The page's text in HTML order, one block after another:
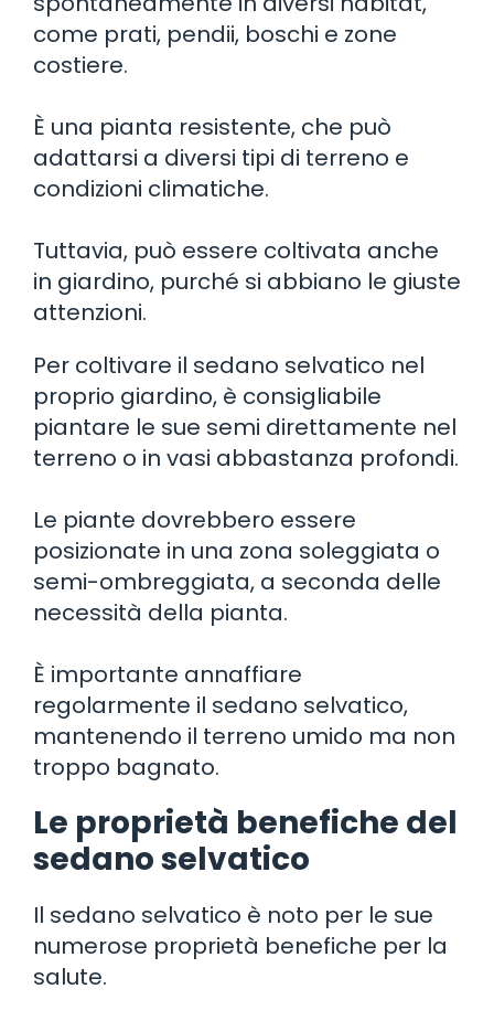
come prati, pendii, boschi e zone
costiere.
È una pianta resistente, che può
adattarsi a diversi tipi di terreno e
condizioni climatiche.
Tuttavia, può essere coltivata anche
in giardino, purché si abbiano le giuste
attenzioni.
Per coltivare il sedano selvatico nel
proprio giardino, è consigliabile
piantare le sue semi direttamente nel
terreno o in vasi abbastanza profondi.
Le piante dovrebbero essere
posizionate in una zona soleggiata o
semi-ombreggiata, a seconda delle
necessità della pianta.
È importante annaffiare
regolarmente il sedano selvatico,
mantenendo il terreno umido ma non
troppo bagnato.
Le proprietà benefiche del
sedano selvatico
Il sedano selvatico è noto per le sue
numerose proprietà benefiche per la
salute.